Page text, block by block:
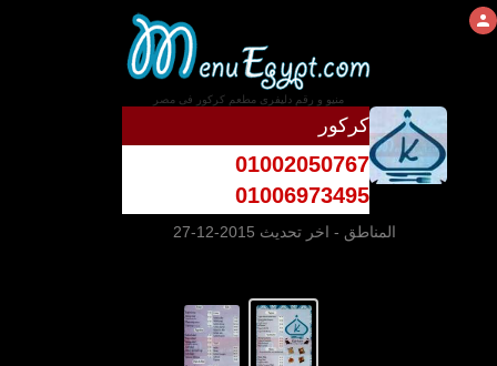
منيو و رقم دليفرى مطعم كركور فى مصر
كركور
01002050767
01006973495
المناطق - اخر تحديث 2015-12-27